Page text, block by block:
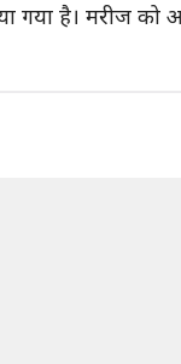
गया है। मरीज